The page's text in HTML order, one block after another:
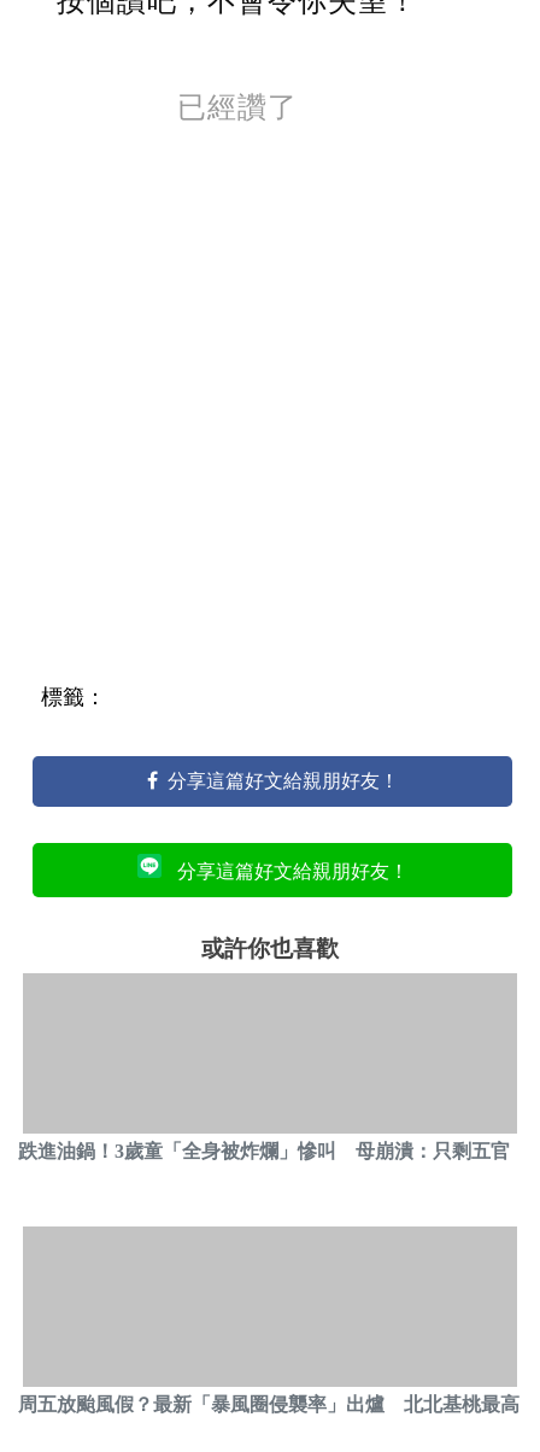
已經讚了
標籤：
分享這篇好文給親朋好友！
分享這篇好文給親朋好友！
或許你也喜歡
跌進油鍋！3歲童「全身被炸爛」慘叫 母崩潰：只剩五官
周五放颱風假？最新「暴風圈侵襲率」出爐 北北基桃最高